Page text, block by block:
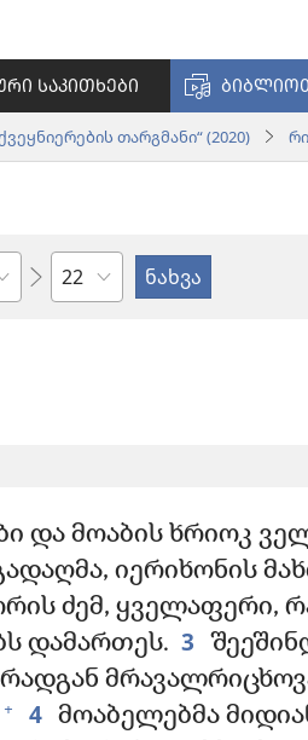
ᲡᲐᲙᲘᲗᲮᲔᲑᲘ
თარგმანი“ (2020)
თავი
და მოაბის ხრიოკ
იერიხონის
ძემ, ყველაფერი,
დამართეს. 3
+ 4 მოაბელებმა